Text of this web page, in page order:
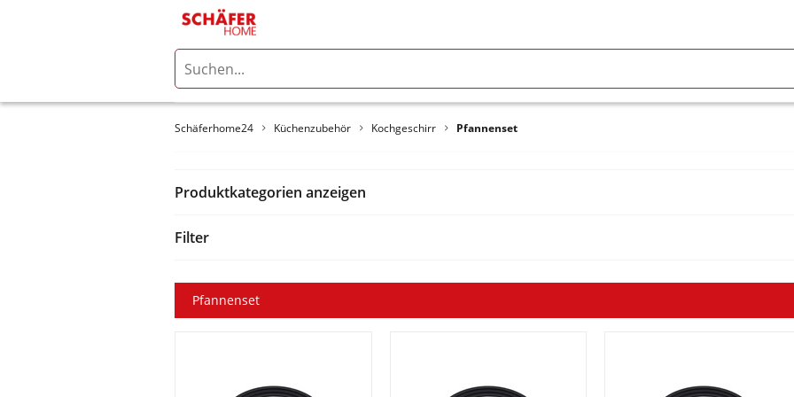
Schäferhome24 Küchenzubehör Kochgeschirr Pfannenset
Produktkategorien anzeigen
Filter
Pfannenset